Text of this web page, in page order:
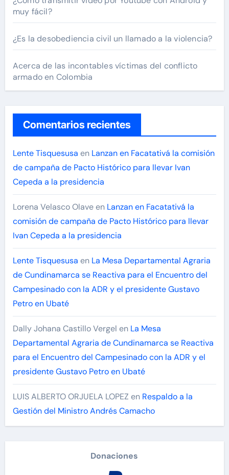
muy fácil?
¿Es la desobediencia civil un llamado a la violencia?
Acerca de las incontables víctimas del conflicto
armado en Colombia
Comentarios recientes
Lente Tisquesusa en Lanzan en Facatativá la comisión
de campaña de Pacto Histórico para llevar Ivan
Cepeda a la presidencia
Lorena Velasco Olaveen Lanzan en Facatativá la
comisión de campaña de Pacto Histórico para llevar
Ivan Cepeda a la presidencia
Lente Tisquesusa en La Mesa Departamental Agraria
de Cundinamarca se Reactiva para el Encuentro del
Campesinado con la ADR y el presidente Gustavo
Petro en Ubaté
Dally Johana Castillo Vergel en La Mesa
Departamental Agraria de Cundinamarca se Reactiva
para el Encuentro del Campesinado con la ADR y el
presidente Gustavo Petro en Ubaté
LUIS ALBERTO ORJUELA LOPEZ en Respaldo a la
Gestión del Ministro Andrés Camacho
Donaciones